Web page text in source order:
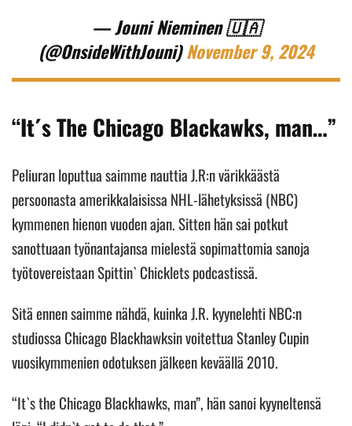
— Jouni Nieminen 🇺🇦
(@OnsideWithJouni)November 9, 2024
“It´s The Chicago Blackawks, man…”
Peliuran loputtua saimme nauttia J.R:n värikkäästä
persoonasta amerikkalaisissa NHL-lähetyksissä (NBC)
kymmenen hienon vuoden ajan. Sitten hän sai potkut
sanottuaan työnantajansa mielestä sopimattomia sanoja
työtovereistaan Spittin` Chicklets podcastissä.
Sitä ennen saimme nähdä, kuinka J.R. kyynelehti NBC:n
studiossa Chicago Blackhawksin voitettua Stanley Cupin
vuosikymmenien odotuksen jälkeen keväällä 2010.
“It`s the Chicago Blackhawks, man”, hän sanoi kyyneltensä